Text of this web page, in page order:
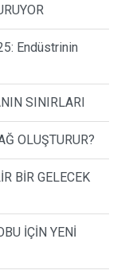
Endüstrinin
SINIRLARI
OLUŞTURUR?
BİR GELECEK
İÇİN YENİ